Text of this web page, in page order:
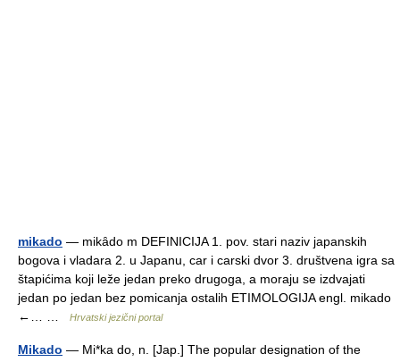
mikado — mikȃdo m DEFINICIJA 1. pov. stari naziv japanskih
bogova i vladara 2. u Japanu, car i carski dvor 3. društvena igra sa
štapićima koji leže jedan preko drugoga, a moraju se izdvajati
jedan po jedan bez pomicanja ostalih ETIMOLOGIJA engl. mikado
←… …
Hrvatski jezični portal
Mikado — Mi*ka do, n. [Jap.] The popular designation of the